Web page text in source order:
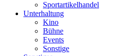
Sportartikelhandel
Unterhaltung
Kino
Bühne
Events
Sonstige